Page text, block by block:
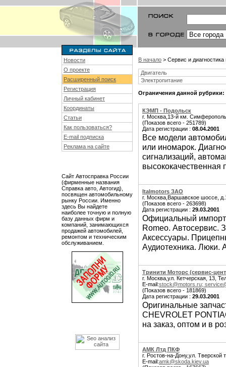
Новости
О проекте
Расширенный поиск
Регистрация
Личный кабинет
Координаты
Статьи
Как пользоваться?
E-mail подписка
Реклама на сайте
Сайт Автосправка России
(фирменные названия
Справка авто, Автогид),
посвящен автомобильному
рынку России. Именно
здесь Вы найдете
наиболее точную и полную
базу данных фирм и
компаний, занимающихся
продажей автомобилей,
ремонтом и техническим
обслуживанием.
В начало > Сервис и
Двигатель
Электропитание
Ограничения данной рубрики:
КЭМП - Подольск
г. Москва,13-й км.
(Показов всего - 251789)
Дата регистрации : 08.04.2001
Все модели
или иномарок.
сигнализаций,
высококачественная
Italmotors ЗАО
г. Москва,Варшавское шоссе,
(Показов всего - 263698)
Дата регистрации : 29.03.2001
Официальный
Romeo. Автосервис.
Аксессуары.
Аудиотехника. Люки.
Тринити Моторс (сервис-
г. Москва,ул. Кетчерская, 13,
E-mail:stock@motors.ru;
(Показов всего - 181869)
Дата регистрации : 29.03.2001
Оригинальные
CHEVROLET
на заказ, оптом и в
АМК Лтд ПКФ
г. Ростов-на-Дону,ул.
E-mail:amk@skoda.kiev.ua